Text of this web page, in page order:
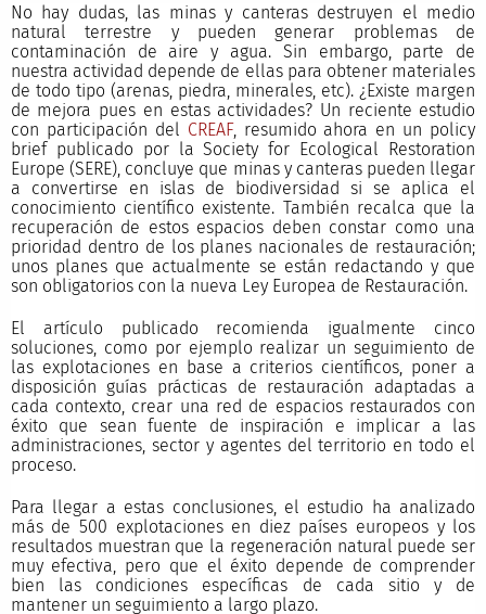
No hay dudas, las minas y canteras destruyen el medio
natural terrestre y pueden generar problemas de
contaminación de aire y agua. Sin embargo, parte de
nuestra actividad depende de ellas para obtener materiales
de todo tipo (arenas, piedra, minerales, etc). ¿Existe margen
de mejora pues en estas actividades? Un reciente estudio
con participación del CREAF, resumido ahora en un policy
brief publicado por la Society for Ecological Restoration
Europe (SERE), concluye que minas y canteras pueden llegar
a convertirse en islas de biodiversidad si se aplica el
conocimiento científico existente. También recalca que la
recuperación de estos espacios deben constar como una
prioridad dentro de los planes nacionales de restauración;
unos planes que actualmente se están redactando y que
son obligatorios con la nueva Ley Europea de Restauración.
El artículo publicado recomienda igualmente cinco
soluciones, como por ejemplo realizar un seguimiento de
las explotaciones en base a criterios científicos, poner a
disposición guías prácticas de restauración adaptadas a
cada contexto, crear una red de espacios restaurados con
éxito que sean fuente de inspiración e implicar a las
administraciones, sector y agentes del territorio en todo el
proceso.
Para llegar a estas conclusiones, el estudio ha analizado
más de 500 explotaciones en diez países europeos y los
resultados muestran que la regeneración natural puede ser
muy efectiva, pero que el éxito depende de comprender
bien las condiciones específicas de cada sitio y de
mantener un seguimiento a largo plazo.